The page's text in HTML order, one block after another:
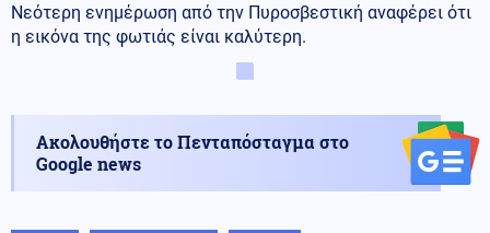
Νεότερη ενημέρωση από την Πυροσβεστική αναφέρει ότι
η εικόνα της φωτιάς είναι καλύτερη.
Ακολουθήστε το Πενταπόσταγμα στο
Google news